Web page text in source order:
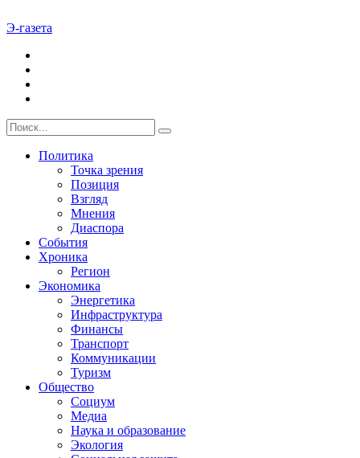
Э-газета
Политика
Точка зрения
Позиция
Взгляд
Мнения
Диаспора
События
Хроника
Регион
Экономика
Энергетика
Инфраструктура
Финансы
Транспорт
Коммуникации
Туризм
Общество
Социум
Медиа
Наука и образование
Экология